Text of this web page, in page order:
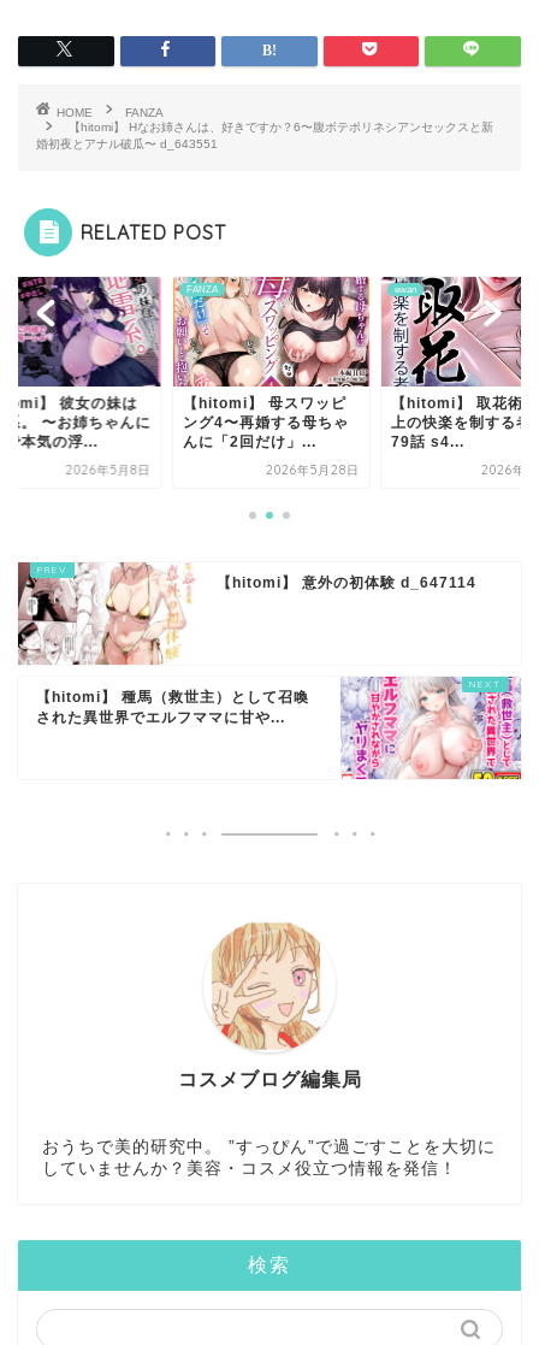
HOME
FANZA
【hitomi】 Hなお姉さんは、好きですか？6〜腹ボテポリネシアンセックスと新
婚初夜とアナル破瓜〜 d_643551
RELATED POST
】 彼女の妹は
系。 〜お姉ちゃんに
で本気の浮...
2026年5月8日
FANZA
【hitomi】 母スワッピ
ング4〜再婚する母ちゃ
んに「2回だけ」...
2026年5月28日
ewan
【hitomi】 取花術
上の快楽を制する者
79話 s4...
2026年6
【hitomi】 意外の初体験 d_647114
【hitomi】 種馬（救世主）として召喚
された異世界でエルフママに甘や...
コスメブログ編集局
おうちで美的研究中。 ”すっぴん”で過ごすことを大切に
していませんか？美容・コスメ役立つ情報を発信！
検索